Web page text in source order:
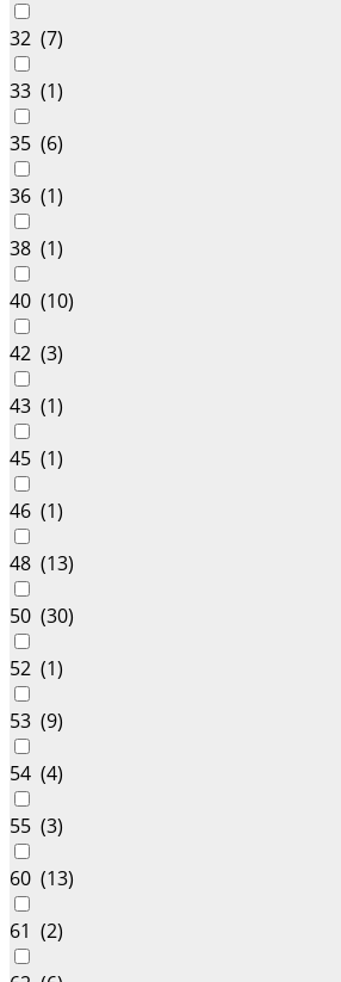
32 (7)
33 (1)
35 (6)
36 (1)
38 (1)
40 (10)
42 (3)
43 (1)
45 (1)
46 (1)
48 (13)
50 (30)
52 (1)
53 (9)
54 (4)
55 (3)
60 (13)
61 (2)